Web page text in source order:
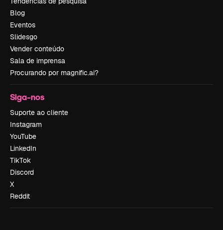
Blog
Eventos
Slidesgo
Vender conteúdo
Sala de imprensa
Procurando por magnific.ai?
Siga-nos
Suporte ao cliente
Instagram
YouTube
LinkedIn
TikTok
Discord
X
Reddit